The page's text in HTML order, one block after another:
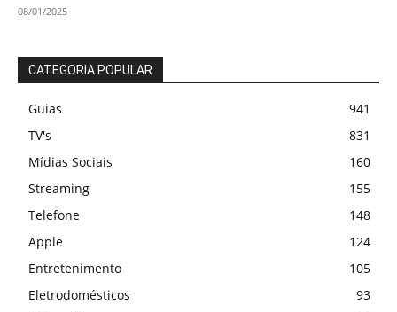
08/01/2025
CATEGORIA POPULAR
Guias
941
TV's
831
Mídias Sociais
160
Streaming
155
Telefone
148
Apple
124
Entretenimento
105
Eletrodomésticos
93